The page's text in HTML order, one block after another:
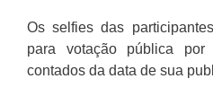
Os selfies das
para votação pública
contados da data de sua